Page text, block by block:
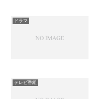
ドラマ
テレビ番組